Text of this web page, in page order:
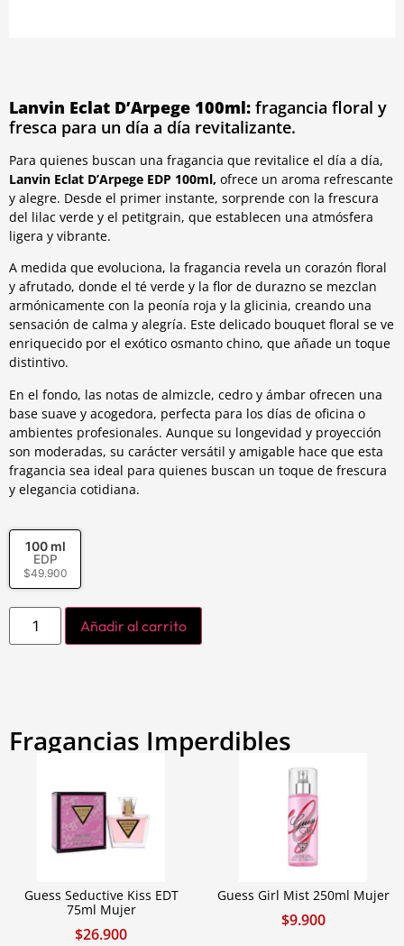
Lanvin Eclat D’Arpege 100ml: fragancia floral y
fresca para un día a día revitalizante.
Para quienes buscan una fragancia que revitalice el día a día,
Lanvin Eclat D’Arpege EDP 100ml, ofrece un aroma refrescante
y alegre. Desde el primer instante, sorprende con la frescura
del lilac verde y el petitgrain, que establecen una atmósfera
ligera y vibrante.
A medida que evoluciona, la fragancia revela un corazón floral
y afrutado, donde el té verde y la flor de durazno se mezclan
armónicamente con la peonía roja y la glicinia, creando una
sensación de calma y alegría. Este delicado bouquet floral se ve
enriquecido por el exótico osmanto chino, que añade un toque
distintivo.
En el fondo, las notas de almizcle, cedro y ámbar ofrecen una
base suave y acogedora, perfecta para los días de oficina o
ambientes profesionales. Aunque su longevidad y proyección
son moderadas, su carácter versátil y amigable hace que esta
fragancia sea ideal para quienes buscan un toque de frescura
y elegancia cotidiana.
100 ml
EDP
$49.900
Añadir al carrito
Fragancias Imperdibles
Guess Seductive Kiss EDT
75ml Mujer
$26.900
Guess Girl Mist 250ml Mujer
$9.900